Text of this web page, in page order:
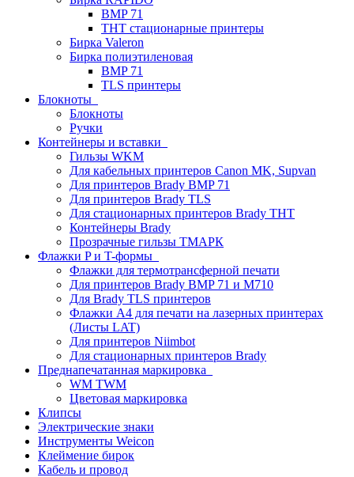
BMP 71
THT стационарные принтеры
Бирка Valeron
Бирка полиэтиленовая
BMP 71
TLS принтеры
Блокноты
Блокноты
Ручки
Контейнеры и вставки
Гильзы WKM
Для кабельных принтеров Canon MK, Supvan
Для принтеров Brady BMP 71
Для принтеров Brady TLS
Для стационарных принтеров Brady THT
Контейнеры Brady
Прозрачные гильзы ТМАРК
Флажки P и T-формы
Флажки для термотрансферной печати
Для принтеров Brady BMP 71 и M710
Для Brady TLS принтеров
Флажки A4 для печати на лазерных принтерах
(Листы LAT)
Для принтеров Niimbot
Для стационарных принтеров Brady
Преднапечатанная маркировка
WM TWM
Цветовая маркировка
Клипсы
Электрические знаки
Инструменты Weicon
Клеймение бирок
Кабель и провод